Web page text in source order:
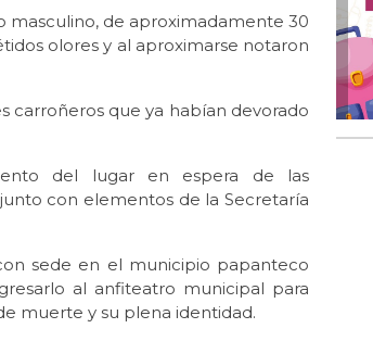
masculino, de aproximadamente 30
olores y al aproximarse notaron
carroñeros que ya habían devorado
del lugar en espera de las
con elementos de la Secretaría
sede en el municipio papanteco
al anfiteatro municipal para
muerte y su plena identidad.
en